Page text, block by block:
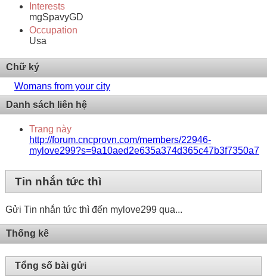
Interests
mgSpavyGD
Occupation
Usa
Chữ ký
Womans from your city
Danh sách liên hệ
Trang này
http://forum.cncprovn.com/members/22946-
mylove299?s=9a10aed2e635a374d365c47b3f7350a7
Tin nhắn tức thì
Gửi Tin nhắn tức thì đến mylove299 qua...
Thống kê
Tổng số bài gửi